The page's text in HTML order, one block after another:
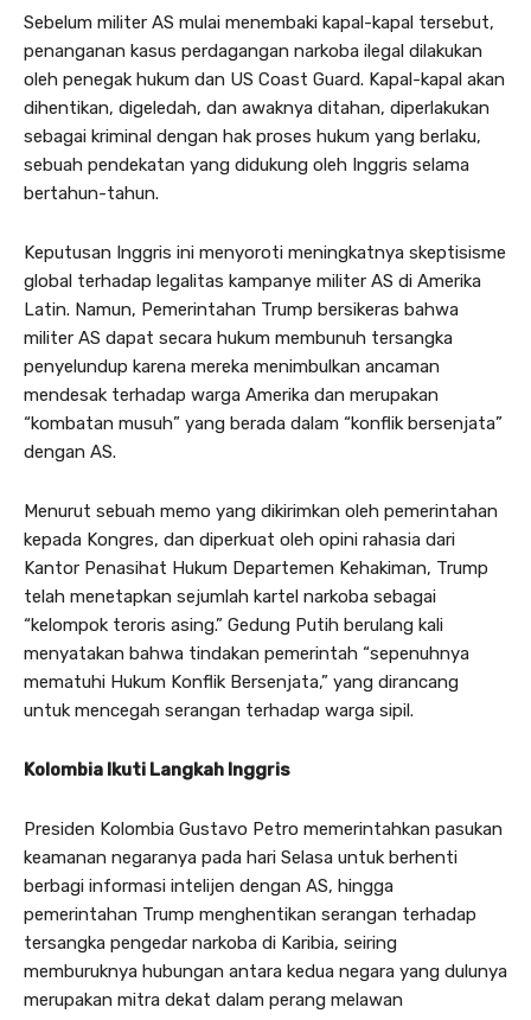
Sebelum militer AS mulai menembaki kapal-kapal tersebut,
penanganan kasus perdagangan narkoba ilegal dilakukan
oleh penegak hukum dan US Coast Guard. Kapal-kapal akan
dihentikan, digeledah, dan awaknya ditahan, diperlakukan
sebagai kriminal dengan hak proses hukum yang berlaku,
sebuah pendekatan yang didukung oleh Inggris selama
bertahun-tahun.
Keputusan Inggris ini menyoroti meningkatnya skeptisisme
global terhadap legalitas kampanye militer AS di Amerika
Latin. Namun, Pemerintahan Trump bersikeras bahwa
militer AS dapat secara hukum membunuh tersangka
penyelundup karena mereka menimbulkan ancaman
mendesak terhadap warga Amerika dan merupakan
“kombatan musuh” yang berada dalam “konflik bersenjata”
dengan AS.
Menurut sebuah memo yang dikirimkan oleh pemerintahan
kepada Kongres, dan diperkuat oleh opini rahasia dari
Kantor Penasihat Hukum Departemen Kehakiman, Trump
telah menetapkan sejumlah kartel narkoba sebagai
“kelompok teroris asing.” Gedung Putih berulang kali
menyatakan bahwa tindakan pemerintah “sepenuhnya
mematuhi Hukum Konflik Bersenjata,” yang dirancang
untuk mencegah serangan terhadap warga sipil.
Kolombia Ikuti Langkah Inggris
Presiden Kolombia Gustavo Petro memerintahkan pasukan
keamanan negaranya pada hari Selasa untuk berhenti
berbagi informasi intelijen dengan AS, hingga
pemerintahan Trump menghentikan serangan terhadap
tersangka pengedar narkoba di Karibia, seiring
memburuknya hubungan antara kedua negara yang dulunya
merupakan mitra dekat dalam perang melawan